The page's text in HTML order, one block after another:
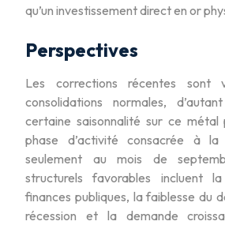
qu’un investissement direct en or
Perspectives
Les corrections récentes sont
consolidations normales,
certaine saisonnalité sur ce
phase d’activité consacrée à
seulement au mois de
structurels favorables incluent
finances publiques, la faiblesse du
récession et la demande